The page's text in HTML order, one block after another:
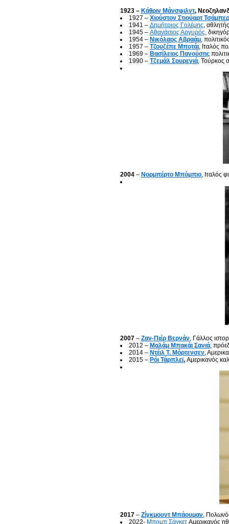
1923 – Κάθριν Μάνσφιλντ,
1927 – Χιούστον Στιούαρτ
1941 – Δημήτριος Γολέμης , αθλητής
1945 – Αθανάσιος Αργυρός ,
1954 – Νικόλαος Αβραάμ ,
1957 – Τζουζέπε Μποτάι , Ιταλός
1969 – Βασίλειος Πανούσης
1990 – Τζεμάλ Σουρεγιά , Τούρκος
2004 – Νορμπέρτο Μπόμπιο, Ιταλός
2007 – Ζαν-Πιέρ Βερνάν , Γάλλος
2012 – Μαλάμ Μπακάι Σανιά ,
2014 – Ντέιλ Τ. Μόρτενσεν ,
2015 – Ρόι Τάρπλεϊ, Αμερικανός
2017 – Ζίγκμουντ Μπάουμαν,
2022- Μπομπ Σάγκετ Αμερικανός